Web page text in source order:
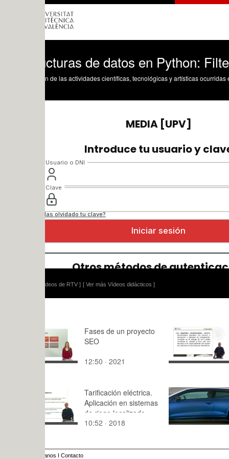
de datos en Python: Filter con
de las actividades científicas, tecnológicas y artísticas ocurridas en los tres
[ Ver más Vídeos didácticos ]
Fases de un proyecto
SEO
12:50 · 2021
Depósitos
6:20 · 2010
Tarificación eléctrica.
Aplicación en sistemas
de riego localizado
10:52 · 2018
Trabajo 1
3:33 · 2014